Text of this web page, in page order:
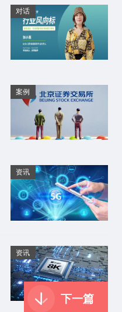
对话
案例
资讯
资讯
下一篇